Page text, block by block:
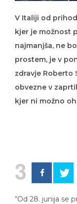
V Italiji od
kjer je možnost
najmanjša, ne
prostem, je v
zdravje Roberto
obvezne v
kjer ni možno
3
“Od 28. junija se